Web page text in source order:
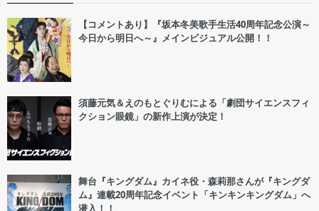
【コメントあり】『坂本冬美歌手生活40周年記念公演～
今日から明日へ～』メインビジュアル公開！！
須藤元気＆えのもとぐりむによる「劇団サイエンスフィ
クション眼鏡」の新作上演が決定！
舞台『キングダム』カイネ役・森莉那さんが『キングダ
ム』連載20周年記念イベント「キンキンキングダム」へ